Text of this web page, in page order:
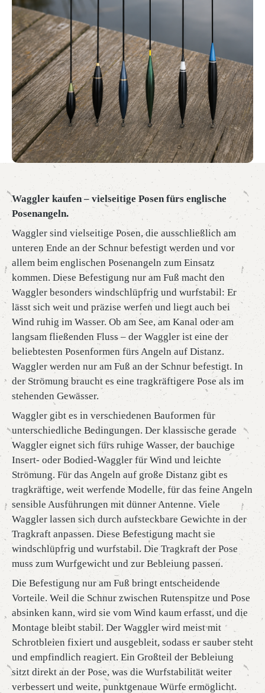
Waggler kaufen – vielseitige Posen fürs englische
Posenangeln.
Waggler sind vielseitige Posen, die ausschließlich am
unteren Ende an der Schnur befestigt werden und vor
allem beim englischen Posenangeln zum Einsatz
kommen. Diese Befestigung nur am Fuß macht den
Waggler besonders windschlüpfrig und wurfstabil: Er
lässt sich weit und präzise werfen und liegt auch bei
Wind ruhig im Wasser. Ob am See, am Kanal oder am
langsam fließenden Fluss – der Waggler ist eine der
beliebtesten Posenformen fürs Angeln auf Distanz.
Waggler werden nur am Fuß an der Schnur befestigt. In
der Strömung braucht es eine tragkräftigere Pose als im
stehenden Gewässer.
Waggler gibt es in verschiedenen Bauformen für
unterschiedliche Bedingungen. Der klassische gerade
Waggler eignet sich fürs ruhige Wasser, der bauchige
Insert- oder Bodied-Waggler für Wind und leichte
Strömung. Für das Angeln auf große Distanz gibt es
tragkräftige, weit werfende Modelle, für das feine Angeln
sensible Ausführungen mit dünner Antenne. Viele
Waggler lassen sich durch aufsteckbare Gewichte in der
Tragkraft anpassen. Diese Befestigung macht sie
windschlüpfrig und wurfstabil. Die Tragkraft der Pose
muss zum Wurfgewicht und zur Bebleiung passen.
Die Befestigung nur am Fuß bringt entscheidende
Vorteile. Weil die Schnur zwischen Rutenspitze und Pose
absinken kann, wird sie vom Wind kaum erfasst, und die
Montage bleibt stabil. Der Waggler wird meist mit
Schrotbleien fixiert und ausgebleit, sodass er sauber steht
und empfindlich reagiert. Ein Großteil der Bebleiung
sitzt direkt an der Pose, was die Wurfstabilität weiter
verbessert und weite, punktgenaue Würfe ermöglicht.